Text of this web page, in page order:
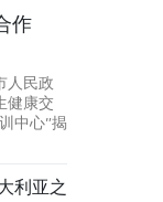
作
人民政
健康交
中心”揭
利亚之